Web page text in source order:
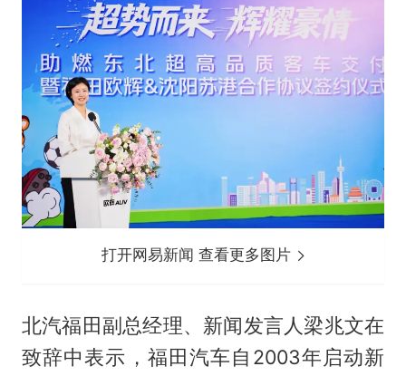
打开网易新闻 查看更多图片
北汽福田副总经理、新闻发言人梁兆文在
致辞中表示，福田汽车自2003年启动新